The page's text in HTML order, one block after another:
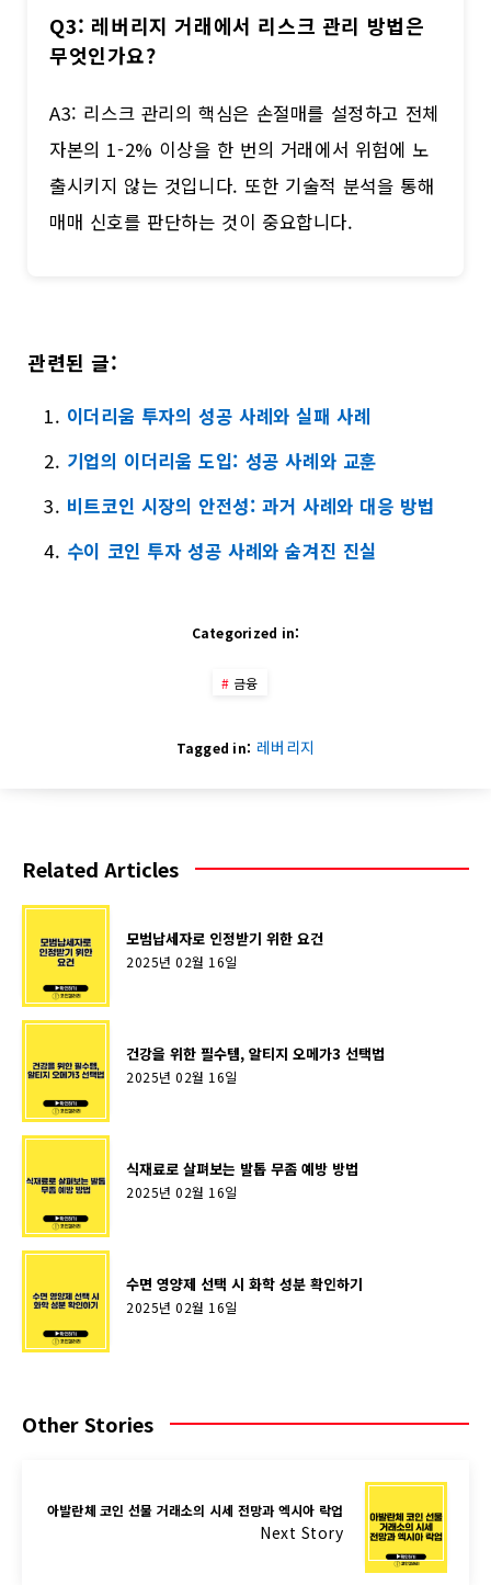
Q3: 레버리지 거래에서 리스크 관리 방법은
무엇인가요?
A3: 리스크 관리의 핵심은 손절매를 설정하고 전체
자본의 1-2% 이상을 한 번의 거래에서 위험에 노
출시키지 않는 것입니다. 또한 기술적 분석을 통해
매매 신호를 판단하는 것이 중요합니다.
관련된 글:
이더리움 투자의 성공 사례와 실패 사례
기업의 이더리움 도입: 성공 사례와 교훈
비트코인 시장의 안전성: 과거 사례와 대응 방법
수이 코인 투자 성공 사례와 숨겨진 진실
Categorized in:
금융
Tagged in: 레버리지
Related Articles
모범납세자로 인정받기 위한 요건
2025년 02월 16일
건강을 위한 필수템, 알티지 오메가3 선택법
2025년 02월 16일
식재료로 살펴보는 발톱 무좀 예방 방법
2025년 02월 16일
수면 영양제 선택 시 화학 성분 확인하기
2025년 02월 16일
Other Stories
아발란체 코인 선물 거래소의 시세 전망과 엑시아 락업
Next Story